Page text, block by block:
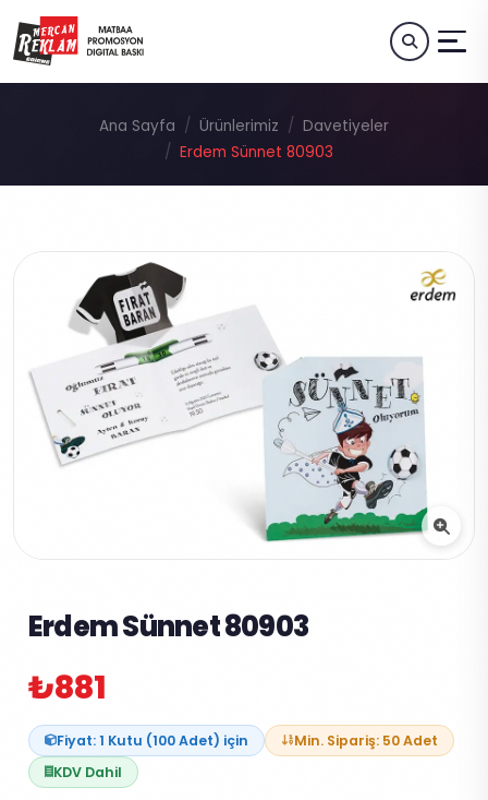
Ana Sayfa Ürünlerimiz
Davetiyeler
Erdem Sünnet 80903
Erdem Sünnet 80903
₺881
Fiyat: 1 Kutu (100 Adet) için
Min. Sipariş: 50 Adet
KDV Dahil